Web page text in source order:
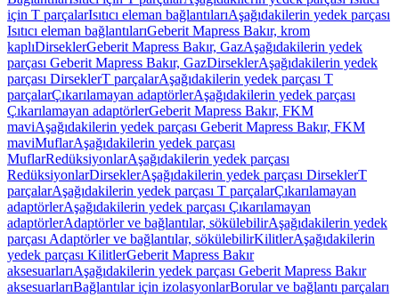
için T parçalarIsıtıcı eleman bağlantılarıAşağıdakilerin yedek parçası
Isıtıcı eleman bağlantılarıGeberit Mapress Bakır, krom
kaplıDirseklerGeberit Mapress Bakır, GazAşağıdakilerin yedek
parçası Geberit Mapress Bakır, GazDirseklerAşağıdakilerin yedek
parçası DirseklerT parçalarAşağıdakilerin yedek parçası T
parçalarÇıkarılamayan adaptörlerAşağıdakilerin yedek parçası
Çıkarılamayan adaptörlerGeberit Mapress Bakır, FKM
maviAşağıdakilerin yedek parçası Geberit Mapress Bakır, FKM
maviMuflarAşağıdakilerin yedek parçası
MuflarRedüksiyonlarAşağıdakilerin yedek parçası
RedüksiyonlarDirseklerAşağıdakilerin yedek parçası DirseklerT
parçalarAşağıdakilerin yedek parçası T parçalarÇıkarılamayan
adaptörlerAşağıdakilerin yedek parçası Çıkarılamayan
adaptörlerAdaptörler ve bağlantılar, sökülebilirAşağıdakilerin yedek
parçası Adaptörler ve bağlantılar, sökülebilirKilitlerAşağıdakilerin
yedek parçası KilitlerGeberit Mapress Bakır
aksesuarlarıAşağıdakilerin yedek parçası Geberit Mapress Bakır
aksesuarlarıBağlantılar için izolasyonlarBorular ve bağlantı parçaları